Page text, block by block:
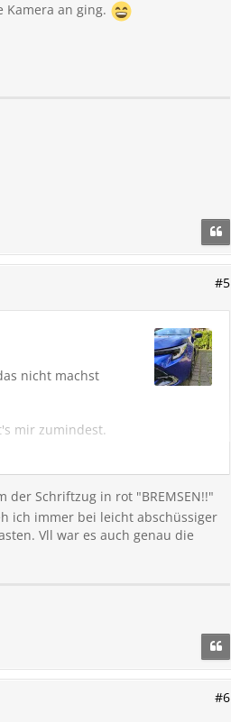
an ging.
#5
nicht machst
mir zumindest.
Kamera an ging.
der Schriftzug in rot "BREMSEN!!"
ich immer bei leicht abschüssiger
Vll war es auch genau die
#6